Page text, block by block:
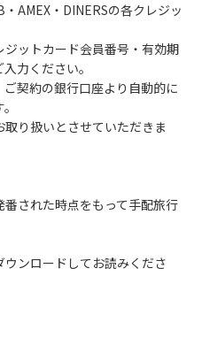
AMEX・DINERSの各クレジッ
ットカード会員番号・有効期
力ください。
契約の銀行口座より自動的に
り扱いとさせていただきま
された時点をもって手配旅行
ンロードしてお読みくださ